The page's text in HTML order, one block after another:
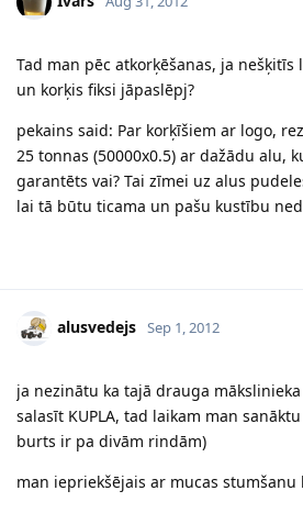
Tad man pēc atkorķēšanas, ja nešķitīs
un korķis fiksi jāpaslēpj?
pekains said: Par korķīšiem ar logo,
25 tonnas (50000x0.5) ar dažādu alu,
garantēts vai? Tai zīmei uz alus
lai tā būtu ticama un pašu kustību
alusvedejs Sep 1, 2012
ja nezinātu ka tajā drauga
salasīt KUPLA, tad laikam man sanāktu
burts ir pa divām rindām)
man iepriekšējais ar mucas stumšanu